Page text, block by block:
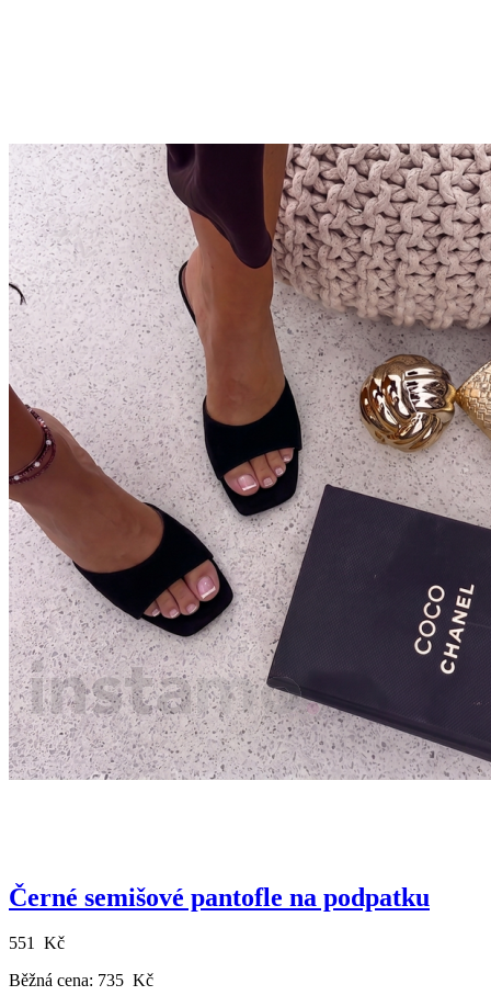
Černé semišové pantofle na podpatku
551 Kč
Běžná cena: 735 Kč